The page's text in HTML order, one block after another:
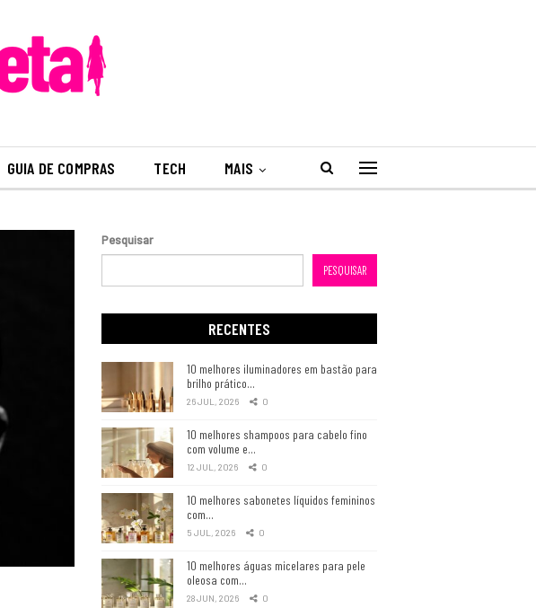
GUIA DE COMPRAS TECH MAIS
Pesquisar
PESQUISAR
RECENTES
10 melhores iluminadores em bastão para
brilho prático…
26 JUL, 2026 0
10 melhores shampoos para cabelo fino
com volume e…
12 JUL, 2026 0
10 melhores sabonetes líquidos femininos
com…
5 JUL, 2026 0
10 melhores águas micelares para pele
oleosa com…
28 JUN, 2026 0